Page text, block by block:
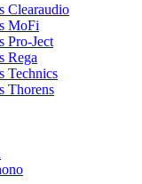
Clearaudio
MoFi
Pro-Ject
Rega
Technics
Thorens